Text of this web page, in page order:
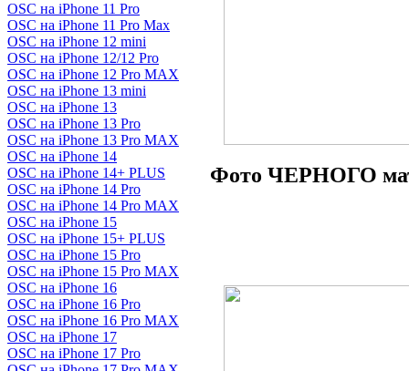
OSC на iPhone 11 Pro
OSC на iPhone 11 Pro Max
OSC на iPhone 12 mini
OSC на iPhone 12/12 Pro
OSC на iPhone 12 Pro MAX
OSC на iPhone 13 mini
OSC на iPhone 13
OSC на iPhone 13 Pro
OSC на iPhone 13 Pro MAX
OSC на iPhone 14
OSC на iPhone 14+ PLUS
OSC на iPhone 14 Pro
OSC на iPhone 14 Pro MAX
OSC на iPhone 15
OSC на iPhone 15+ PLUS
OSC на iPhone 15 Pro
OSC на iPhone 15 Pro MAX
OSC на iPhone 16
OSC на iPhone 16 Pro
OSC на iPhone 16 Pro MAX
OSC на iPhone 17
OSC на iPhone 17 Pro
Фото ЧЕРНОГО